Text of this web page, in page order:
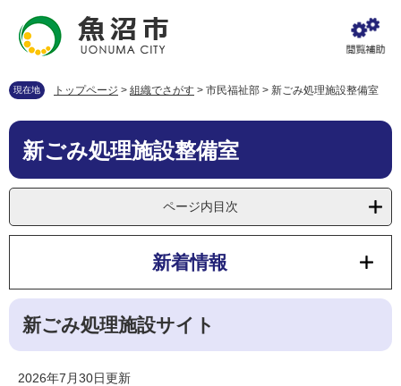
先
で
を
ば
本
現在地 トップページ > 組織でさがす > 市民福祉部 > 新ごみ処理施設整備室
本
新ごみ処理施設整備室
ページ内目次
新着情報
新ごみ処理施設サイト
2026年7月30日更新